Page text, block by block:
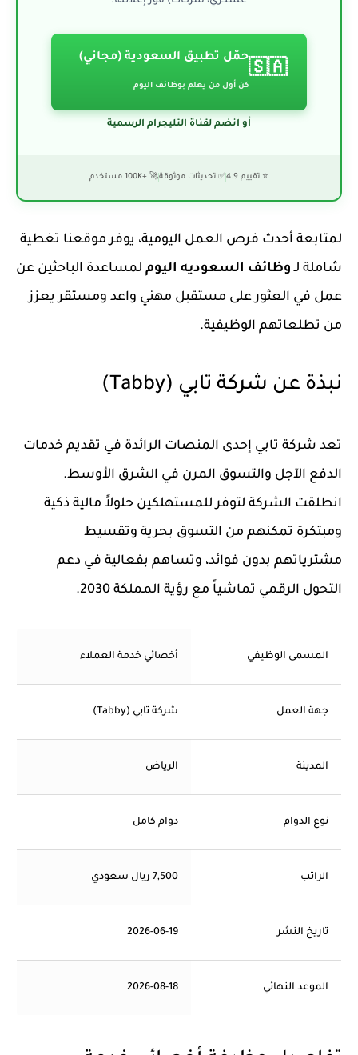
🇸🇦
حمّل تطبيق السعودية (مجاني)
كن أول من يعلم بوظائف اليوم
أو انضم لقناة التليجرام الرسمية
⭐ تقييم 4.9 ✅ تحديثات موثوقة🚀 +100K مستخدم
لمتابعة أحدث فرص العمل اليومية، يوفر موقعنا تغطية
شاملة لـ وظائف السعوديه اليوم لمساعدة الباحثين عن
عمل في العثور على مستقبل مهني واعد ومستقر يعزز
من تطلعاتهم الوظيفية.
نبذة عن شركة تابي (Tabby)
تعد شركة تابي إحدى المنصات الرائدة في تقديم خدمات
الدفع الآجل والتسوق المرن في الشرق الأوسط.
انطلقت الشركة لتوفر للمستهلكين حلولاً مالية ذكية
ومبتكرة تمكنهم من التسوق بحرية وتقسيط
مشترياتهم بدون فوائد، وتساهم بفعالية في دعم
التحول الرقمي تماشياً مع رؤية المملكة 2030.
المسمى الوظيفي أخصائي خدمة العملاء
جهة العمل شركة تابي (Tabby)
المدينة الرياض
نوع الدوام دوام كامل
الراتب 7,500 ريال سعودي
تاريخ النشر 2026-06-19
الموعد النهائي 2026-08-18